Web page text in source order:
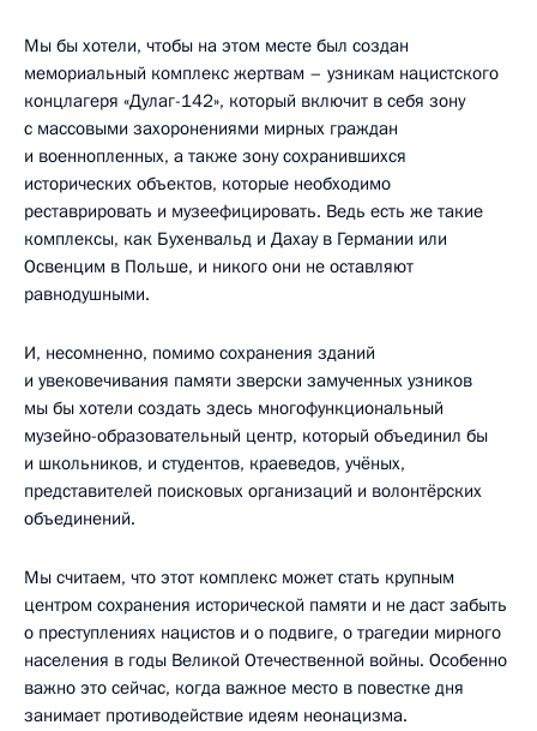
Мы бы хотели, чтобы на этом месте был создан
мемориальный комплекс жертвам – узникам нацистского
концлагеря «Дулаг-142», который включит в себя зону
с массовыми захоронениями мирных граждан
и военнопленных, а также зону сохранившихся
исторических объектов, которые необходимо
реставрировать и музеефицировать. Ведь есть же такие
комплексы, как Бухенвальд и Дахау в Германии или
Освенцим в Польше, и никого они не оставляют
равнодушными.
И, несомненно, помимо сохранения зданий
и увековечивания памяти зверски замученных узников
мы бы хотели создать здесь многофункциональный
музейно-образовательный центр, который объединил бы
и школьников, и студентов, краеведов, учёных,
представителей поисковых организаций и волонтёрских
объединений.
Мы считаем, что этот комплекс может стать крупным
центром сохранения исторической памяти и не даст забыть
о преступлениях нацистов и о подвиге, о трагедии мирного
населения в годы Великой Отечественной войны. Особенно
важно это сейчас, когда важное место в повестке дня
занимает противодействие идеям неонацизма.